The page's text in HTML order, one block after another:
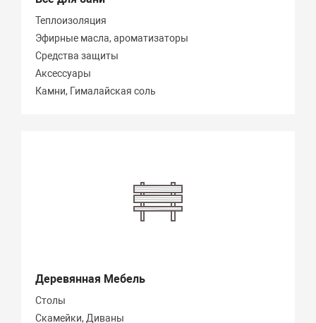
Теплоизоляция
Эфирные масла, ароматизаторы
Средства защиты
Аксессуары
Камни, Гималайская соль
Деревянная Мебель
Столы
Скамейки, Диваны